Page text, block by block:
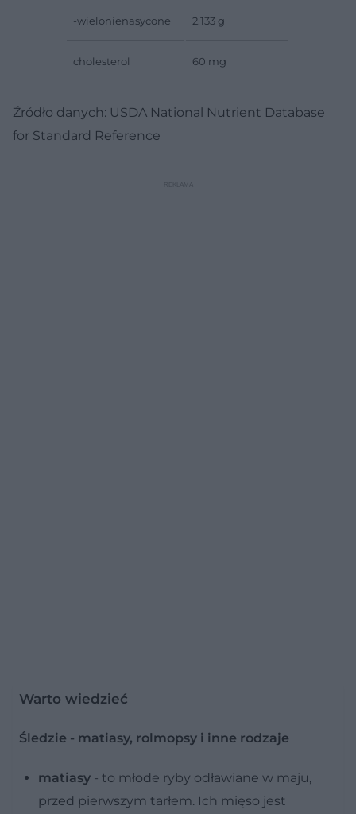
-wielonienasycone 2.133 g
cholesterol 60 mg
Źródło danych: USDA National Nutrient Database
for Standard Reference
Warto wiedzieć
Śledzie - matiasy, rolmopsy i inne rodzaje
matiasy - to młode ryby odławiane w maju,
przed pierwszym tarłem. Ich mięso jest